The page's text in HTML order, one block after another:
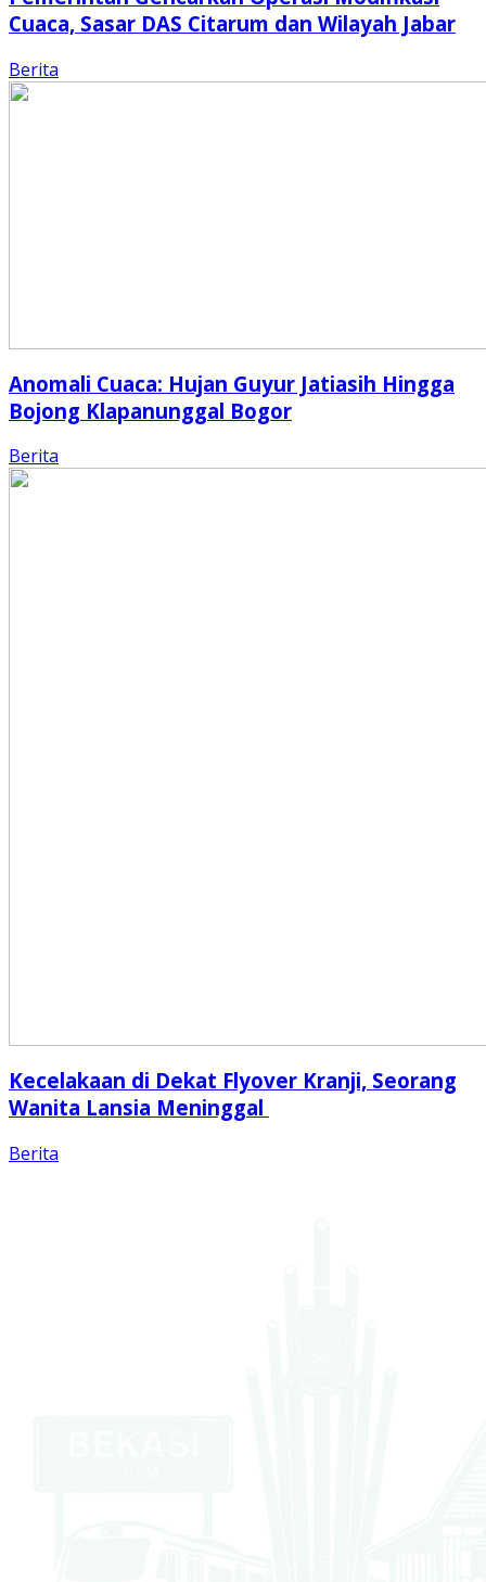
Cuaca, Sasar DAS Citarum dan Wilayah Jabar
Berita
Anomali Cuaca: Hujan Guyur Jatiasih Hingga
Bojong Klapanunggal Bogor
Berita
Kecelakaan di Dekat Flyover Kranji, Seorang
Wanita Lansia Meninggal
Berita